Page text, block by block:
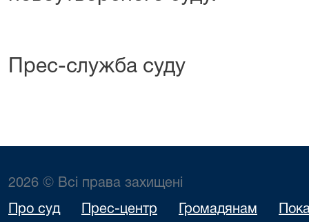
Прес-служба суду
2026 © Всі права захищені
Про суд Прес-центр Громадянам